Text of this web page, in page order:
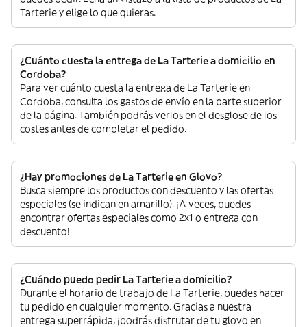
Tarterie y elige lo que quieras.
¿Cuánto cuesta la entrega de La Tarterie a domicilio en
Cordoba?
Para ver cuánto cuesta la entrega de La Tarterie en
Cordoba, consulta los gastos de envío en la parte superior
de la página. También podrás verlos en el desglose de los
costes antes de completar el pedido.
¿Hay promociones de La Tarterie en Glovo?
Busca siempre los productos con descuento y las ofertas
especiales (se indican en amarillo). ¡A veces, puedes
encontrar ofertas especiales como 2x1 o entrega con
descuento!
¿Cuándo puedo pedir La Tarterie a domicilio?
Durante el horario de trabajo de La Tarterie, puedes hacer
tu pedido en cualquier momento. Gracias a nuestra
entrega superrápida, ¡podrás disfrutar de tu glovo en